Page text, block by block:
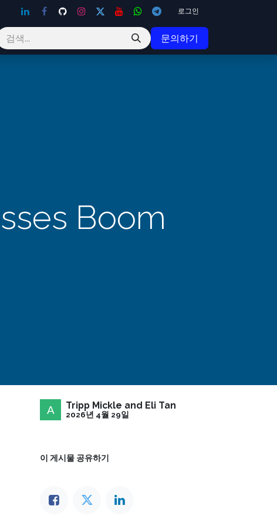
로그인
문의하기
Boom
Tripp Mickle and Eli Tan
2026년 4월 29일
이 게시물 공유하기